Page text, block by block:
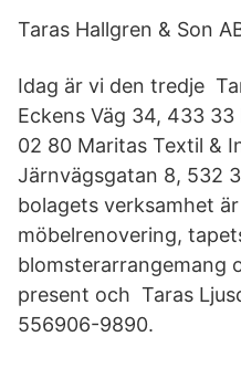
Taras Hallgren & Son
Idag är vi den tredje
Eckens Väg 34, 433
02 80 Maritas Textil &
Järnvägsgatan 8, 532
bolagets verksamhet
möbelrenovering,
blomsterarrangemang
present och Taras
556906-9890.